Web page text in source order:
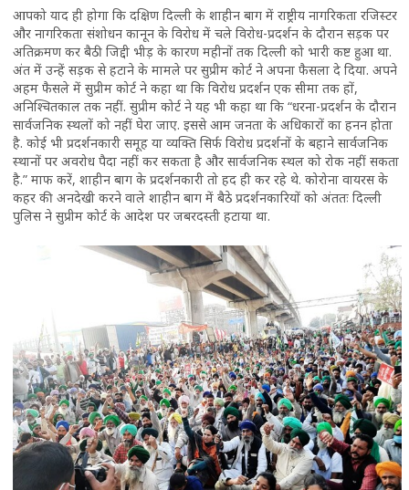
आपको याद ही होगा कि दक्षिण दिल्ली के शाहीन बाग में राष्ट्रीय नागरिकता रजिस्टर
और नागरिकता संशोधन कानून के विरोध में चले विरोध-प्रदर्शन के दौरान सड़क पर
अतिक्रमण कर बैठी जिद्दी भीड़ के कारण महीनों तक दिल्ली को भारी कष्ट हुआ था.
अंत में उन्हें सड़क से हटाने के मामले पर सुप्रीम कोर्ट ने अपना फैसला दे दिया. अपने
अहम फैसले में सुप्रीम कोर्ट ने कहा था कि विरोध प्रदर्शन एक सीमा तक हों,
अनिश्चितकाल तक नहीं. सुप्रीम कोर्ट ने यह भी कहा था कि “धरना-प्रदर्शन के दौरान
सार्वजनिक स्थलों को नहीं घेरा जाए. इससे आम जनता के अधिकारों का हनन होता
है. कोई भी प्रदर्शनकारी समूह या व्यक्ति सिर्फ विरोध प्रदर्शनों के बहाने सार्वजनिक
स्थानों पर अवरोध पैदा नहीं कर सकता है और सार्वजनिक स्थल को रोक नहीं सकता
है.” माफ करें, शाहीन बाग के प्रदर्शनकारी तो हद ही कर रहे थे. कोरोना वायरस के
कहर की अनदेखी करने वाले शाहीन बाग में बैठे प्रदर्शनकारियों को अंततः दिल्ली
पुलिस ने सुप्रीम कोर्ट के आदेश पर जबरदस्ती हटाया था.